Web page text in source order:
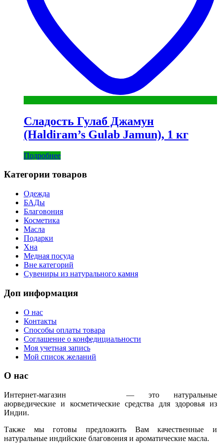
Сладость Гулаб Джамун
(Haldiram’s Gulab Jamun), 1 кг
Подробнее
Категории товаров
Одежда
БАДы
Благовония
Косметика
Масла
Подарки
Хна
Медная посуда
Вне категорий
Сувениры из натурального камня
Доп информация
О нас
Контакты
Способы оплаты товара
Соглашение о конфедициальности
Моя учетная запись
Мой список желаний
О нас
Интернет-магазин
— это натуральные
аюрведические и косметические средства для здоровья из
Индии.
Также мы готовы предложить Вам качественные и
натуральные индийские благовония и ароматические масла.